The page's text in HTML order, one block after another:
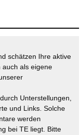
schätzen Ihre aktive
auch als eigene
Unterstellungen,
und Links. Solche
werden
bei TE liegt. Bitte